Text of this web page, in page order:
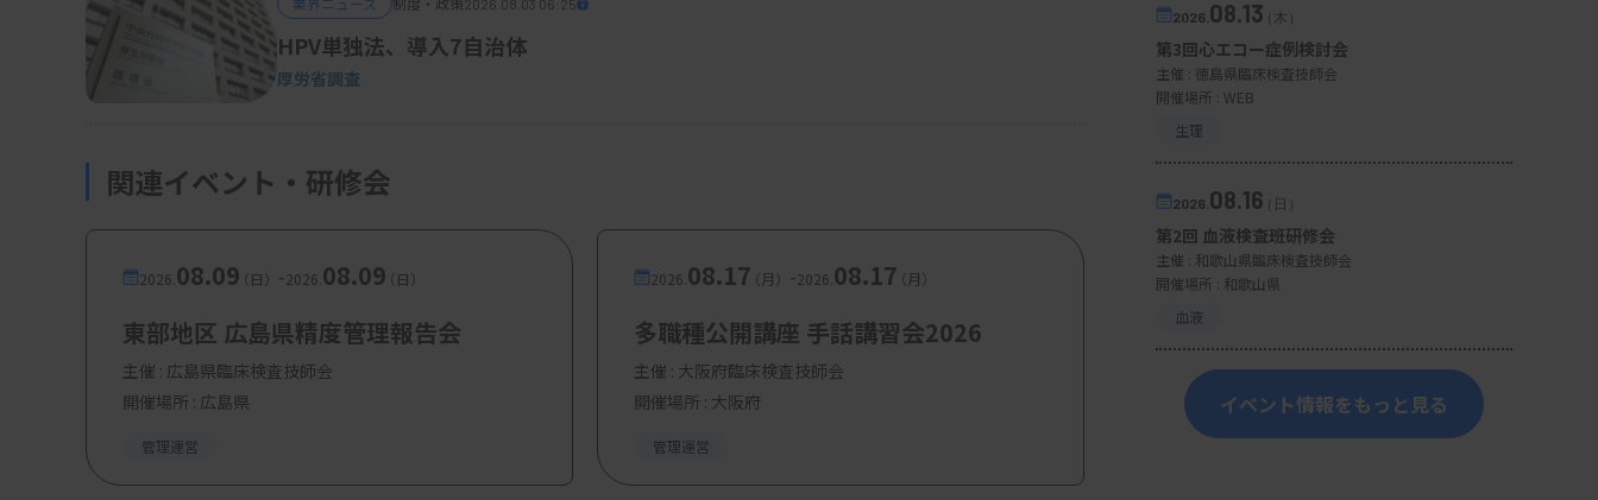
2026.08.03 06:25
HPV単独法、導入7自治体
厚労省調査
関連イベント・研修会
2026. 08.09（日） -2026. 08.09（日）
東部地区 広島県精度管理報告会
主催 : 広島県臨床検査技師会
開催場所 : 広島県
管理運営
2026. 08.17（月） -2026. 08.17（月）
多職種公開講座 手話講習会2026
主催 : 大阪府臨床検査技師会
開催場所 : 大阪府
管理運営
2026. 08.13（木）
第3回心エコー症例検討会
主催 : 徳島県臨床検査技師会
開催場所 : WEB
生理
2026. 08.16（日）
第2回 血液検査班研修会
主催 : 和歌山県臨床検査技師会
開催場所 : 和歌山県
血液
イベント情報をもっと見る